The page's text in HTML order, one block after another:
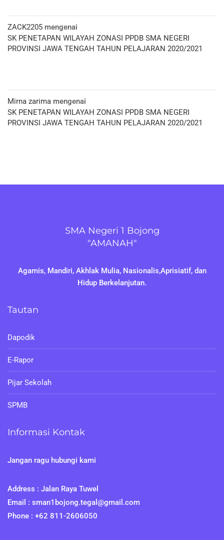
ZACK2205 mengenai
SK PENETAPAN WILAYAH ZONASI PPDB SMA NEGERI
PROVINSI JAWA TENGAH TAHUN PELAJARAN 2020/2021
Mirna zarima mengenai
SK PENETAPAN WILAYAH ZONASI PPDB SMA NEGERI
PROVINSI JAWA TENGAH TAHUN PELAJARAN 2020/2021
SMA Negeri 1 Bojong
"AMANAH"
Agamis, Mandiri, Akhlak Mulia, Nasionalis,Aprisiatif, dan
Hidup Berkelanjutan.
Tautan
Dapodik
E-Rapor
Pijar Sekolah
SPMB
Informasi Kontak
Jangan ragu hubungi kami
Address : Jalan Raya Tuwel
Email : sman1bojong.tegal@gmail.com
Phone : +62 811-2606050